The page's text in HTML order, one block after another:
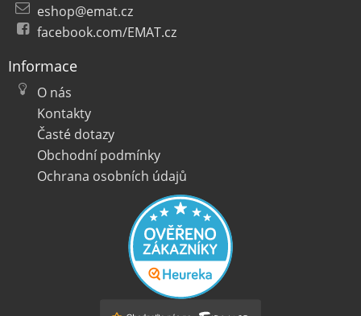
eshop@emat.cz
facebook.com/EMAT.cz
Informace
O nás
Kontakty
Časté dotazy
Obchodní podmínky
Ochrana osobních údajů